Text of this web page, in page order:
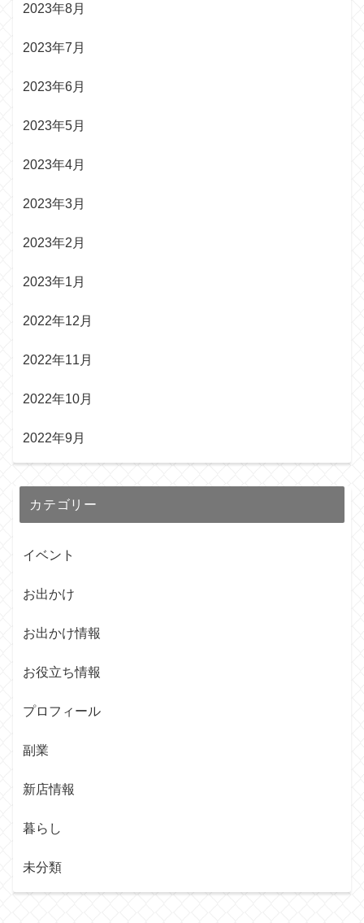
2023年8月
2023年7月
2023年6月
2023年5月
2023年4月
2023年3月
2023年2月
2023年1月
2022年12月
2022年11月
2022年10月
2022年9月
カテゴリー
イベント
お出かけ
お出かけ情報
お役立ち情報
プロフィール
副業
新店情報
暮らし
未分類